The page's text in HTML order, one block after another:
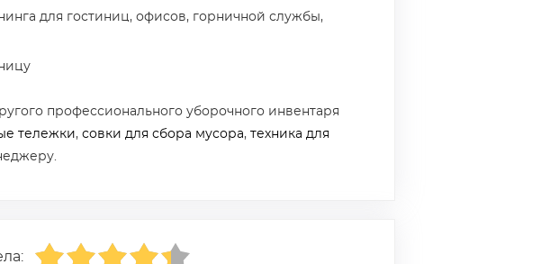
для гостиниц, офисов, горничной службы,
профессионального уборочного инвентаря
тележки, совки для сбора мусора, техника для